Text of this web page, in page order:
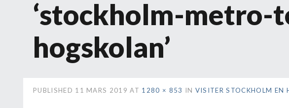
‘stockholm-metro-
hogskolan’
PUBLISHED 11 MARS 2019 AT 1280 × 853 IN VISITER STOCKHOLM EN